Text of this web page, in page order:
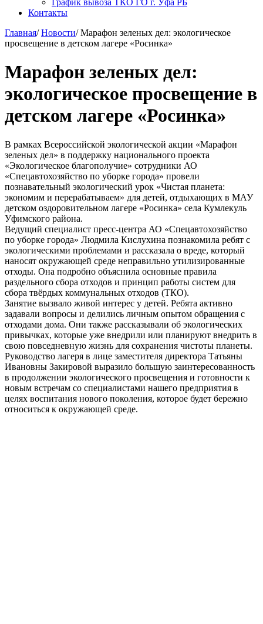
Контакты
Главная/ Новости/ Марафон зеленых дел: экологическое
просвещение в детском лагере «Росинка»
Марафон зеленых дел:
экологическое просвещение в
детском лагере «Росинка»
В рамках Всероссийской экологической акции «Марафон
зеленых дел» в поддержку национального проекта
«Экологическое благополучие» сотрудники АО
«Спецавтохозяйство по уборке города» провели
познавательный экологический урок «Чистая планета:
экономим и перерабатываем» для детей, отдыхающих в МАУ
детском оздоровительном лагере «Росинка» села Кумлекуль
Уфимского района.
Ведущий специалист пресс-центра АО «Спецавтохозяйство
по уборке города» Людмила Кислухина познакомила ребят с
экологическими проблемами и рассказала о вреде, который
наносят окружающей среде неправильно утилизированные
отходы. Она подробно объяснила основные правила
раздельного сбора отходов и принцип работы систем для
сбора твёрдых коммунальных отходов (ТКО).
Занятие вызвало живой интерес у детей. Ребята активно
задавали вопросы и делились личным опытом обращения с
отходами дома. Они также рассказывали об экологических
привычках, которые уже внедрили или планируют внедрить в
свою повседневную жизнь для сохранения чистоты планеты.
Руководство лагеря в лице заместителя директора Татьяны
Ивановны Закировой выразило большую заинтересованность
в продолжении экологического просвещения и готовности к
новым встречам со специалистами нашего предприятия в
целях воспитания нового поколения, которое будет бережно
относиться к окружающей среде.